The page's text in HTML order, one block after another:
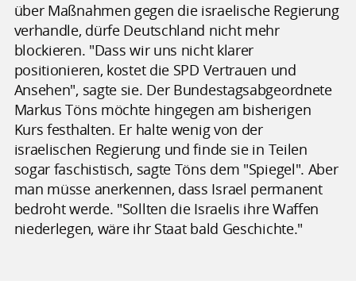
über Maßnahmen gegen die israelische Regierung
verhandle, dürfe Deutschland nicht mehr
blockieren. "Dass wir uns nicht klarer
positionieren, kostet die SPD Vertrauen und
Ansehen", sagte sie. Der Bundestagsabgeordnete
Markus Töns möchte hingegen am bisherigen
Kurs festhalten. Er halte wenig von der
israelischen Regierung und finde sie in Teilen
sogar faschistisch, sagte Töns dem "Spiegel". Aber
man müsse anerkennen, dass Israel permanent
bedroht werde. "Sollten die Israelis ihre Waffen
niederlegen, wäre ihr Staat bald Geschichte."